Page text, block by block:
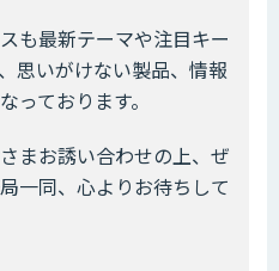
も最新テーマや注目キー
思いがけない製品、情報
っております。
まお誘い合わせの上、ぜ
一同、心よりお待ちして